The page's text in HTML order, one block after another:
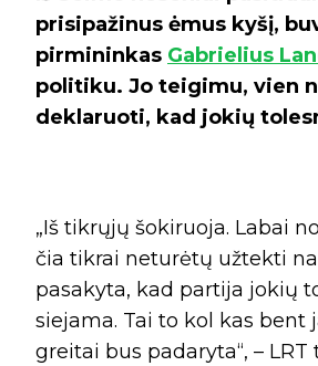
prisipažinus ėmus kyšį,
pirmininkas Gabrielius
politiku. Jo teigimu, vien
deklaruoti, kad jokių
„Iš tikrųjų šokiruoja. Labai
čia tikrai neturėtų užtekti
pasakyta, kad partija jokių
siejama. Tai to kol kas bent
greitai bus padaryta“, –